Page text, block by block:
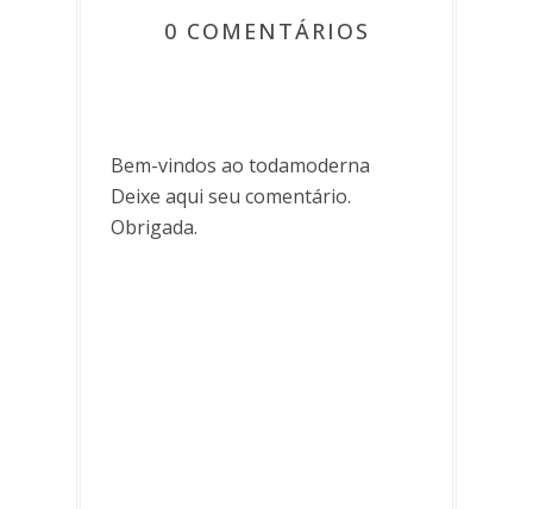
0 COMENTÁRIOS
Bem-vindos ao todamoderna
Deixe aqui seu comentário.
Obrigada.